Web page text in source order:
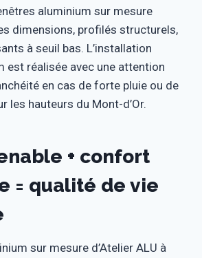
aluminium sur mesure
dimensions, profilés structurels,
à seuil bas. L’installation
est réalisée avec une attention
en cas de forte pluie ou de
les hauteurs du Mont-d’Or.
+ confort
= qualité de vie
sur mesure d’Atelier ALU à